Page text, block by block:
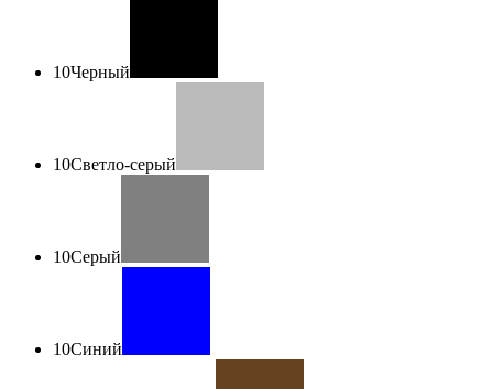
10Черный
10Светло-серый
10Серый
10Синий